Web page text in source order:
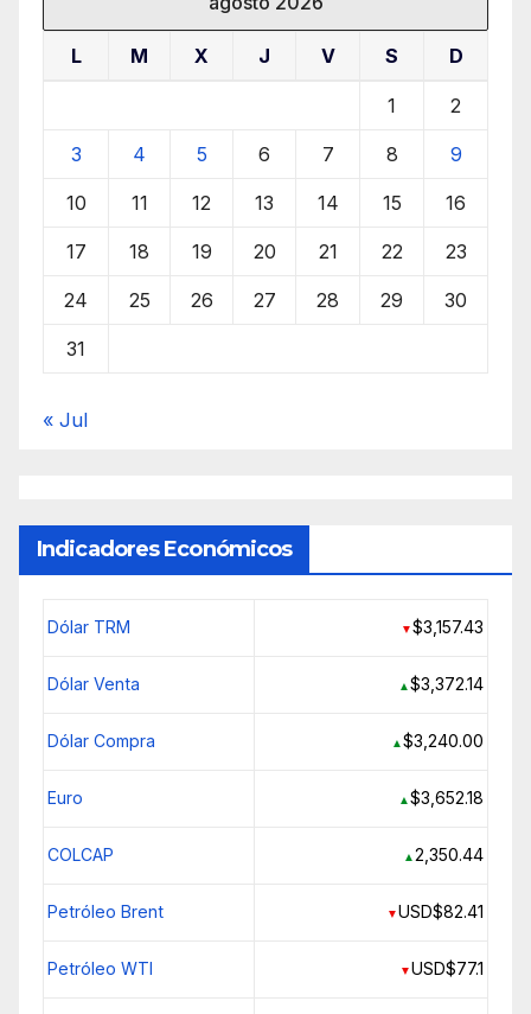
L M X J V S D
1 2
3 4 5 6 7 8 9
10 11 12 13 14 15 16
17 18 19 20 21 22 23
24 25 26 27 28 29 30
31
« Jul
Indicadores Económicos
Dólar TRM ▼$3,157.43
Dólar Venta ▲$3,372.14
Dólar Compra ▲$3,240.00
Euro ▲$3,652.18
COLCAP ▲ 2,350.44
Petróleo Brent ▼USD$82.41
Petróleo WTI ▼USD$77.1